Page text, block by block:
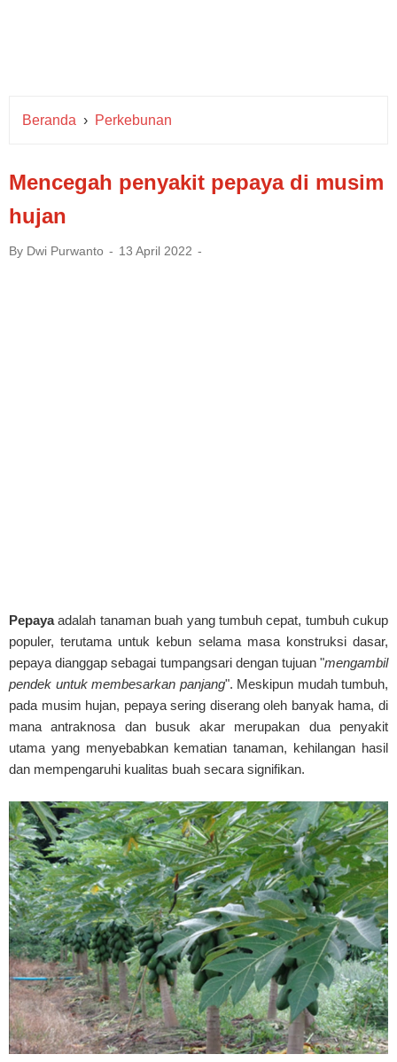
Beranda › Perkebunan
Mencegah penyakit pepaya di musim
hujan
By Dwi Purwanto 13 April 2022
Pepayaadalah tanaman buah yang tumbuh cepat, tumbuh cukup
populer, terutama untuk kebun selama masa konstruksi dasar,
pepaya dianggap sebagai tumpangsari dengan tujuan "mengambil
pendek untuk membesarkan panjang". Meskipun mudah tumbuh,
pada musim hujan, pepaya sering diserang oleh banyak hama, di
mana antraknosa dan busuk akar merupakan dua penyakit
utama yang menyebabkan kematian tanaman, kehilangan hasil
dan mempengaruhi kualitas buah secara signifikan.